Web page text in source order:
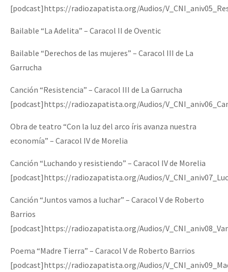
[podcast]https://radiozapatista.org/Audios/
Bailable “La Adelita” – Caracol II de Oventic
Bailable “Derechos de las mujeres” – Caracol III de La
Garrucha
Canción “Resistencia” – Caracol III de La Garrucha
[podcast]https://radiozapatista.org/Audios/
Obra de teatro “Con la luz del arco íris avanza nuestra
economía” – Caracol IV de Morelia
Canción “Luchando y resistiendo” – Caracol IV de Morelia
[podcast]https://radiozapatista.org/Audios/
Canción “Juntos vamos a luchar” – Caracol V de Roberto
Barrios
[podcast]https://radiozapatista.org/Audios/
Poema “Madre Tierra” – Caracol V de Roberto Barrios
[podcast]https://radiozapatista.org/Audios/